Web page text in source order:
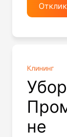
Клининг
не